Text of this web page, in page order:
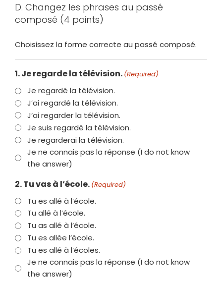
D. Changez les phrases au passé
composé (4 points)
Choisissez la forme correcte au passé composé.
1. Je regarde la télévision. (Required)
Je regardé la télévision.
J’ai regardé la télévision.
J’ai regarder la télévision.
Je suis regardé la télévision.
Je regarderai la télévision.
Je ne connais pas la réponse (I do not know
the answer)
2. Tu vas à l’école. (Required)
Tu es allé à l’école.
Tu allé à l’école.
Tu as allé à l’école.
Tu es allée l’école.
Tu es allé à l’écoles.
Je ne connais pas la réponse (I do not know
the answer)